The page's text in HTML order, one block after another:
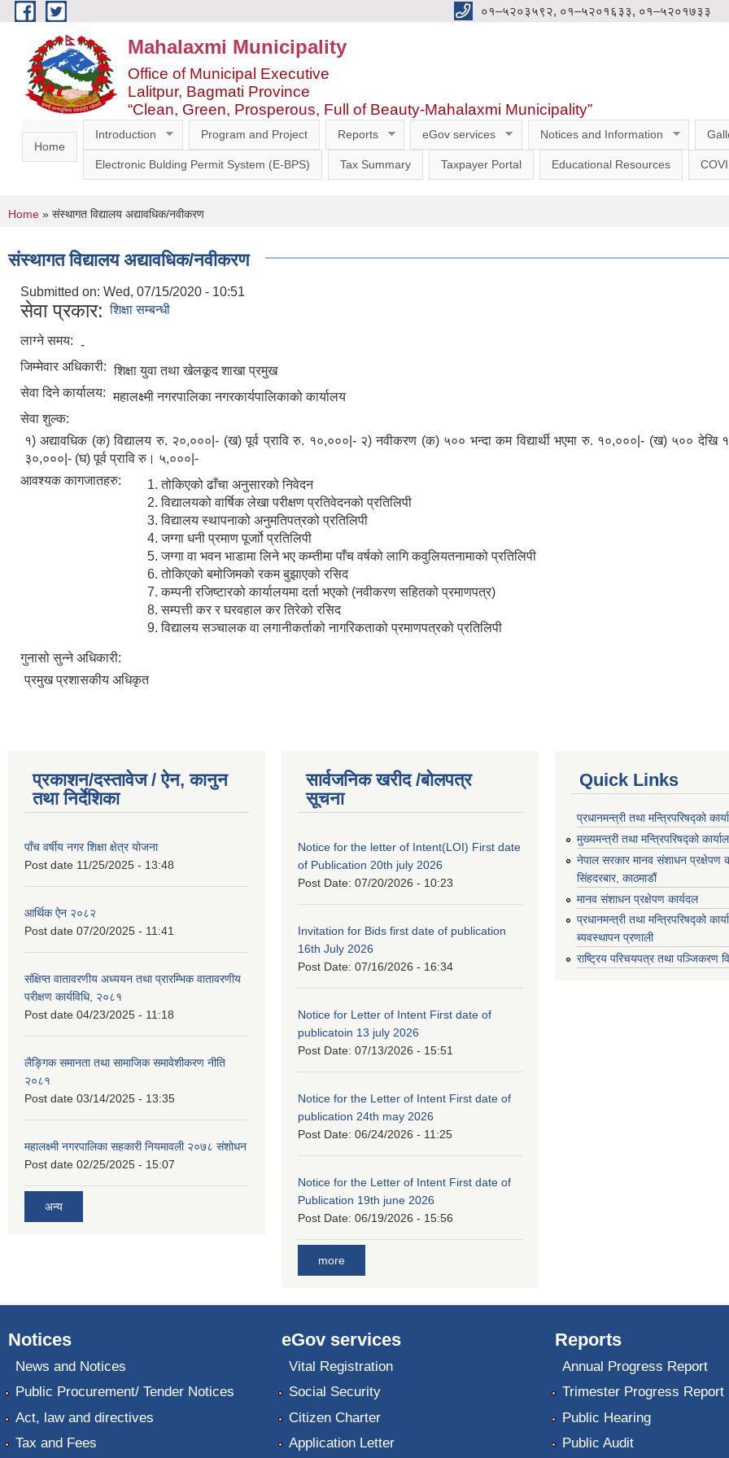
Skip to main content ०१–५२०३५९२, ०१–५२०१६३३, ०१–५२०१७३३
Mahalaxmi Municipality
Office of Municipal Executive
Lalitpur, Bagmati Province
“Clean, Green, Prosperous, Full of Beauty-Mahalaxmi Municipality”
Home
Introduction Program and Project Reports eGov services Notices and Information
Electronic Bulding Permit System (E-BPS) Tax Summary Taxpayer Portal Educational Resources
You are here
Home » संस्थागत विद्यालय अद्यावधिक/नवीकरण
संस्थागत विद्यालय अद्यावधिक/नवीकरण
Submitted on: Wed, 07/15/2020 - 10:51
सेवा प्रकार: शिक्षा सम्बन्धी
लाग्ने समय: -
जिम्मेवार अधिकारी: शिक्षा युवा तथा खेलकूद शाखा प्रमुख
सेवा दिने कार्यालय: महालक्ष्मी नगरपालिका नगरकार्यपालिकाको कार्यालय
सेवा शुल्क:
१) अद्यावधिक (क) विद्यालय रु. २०,०००|- (ख) पूर्व प्रावि रु. १०,०००|- २) नवीकरण (क) ५०० भन्दा कम विद्यार्थी भएमा रु. १०,०००|- (ख) ५०० देखि
३०,०००|- (घ) पूर्व प्रावि रु। ५,०००|-
आवश्यक कागजातहरु:
तोकिएको ढाँचा अनुसारको निवेदन
विद्यालयको वार्षिक लेखा परीक्षण प्रतिवेदनको प्रतिलिपी
विद्यालय स्थापनाको अनुमतिपत्रको प्रतिलिपी
जग्गा धनी प्रमाण पूर्जाो प्रतिलिपी
जग्गा वा भवन भाडामा लिने भए कम्तीमा पाँच वर्षको लागि कवुलियतनामाको प्रतिलिपी
तोकिएको बमोजिमको रकम बुझाएको रसिद
कम्पनी रजिष्टारको कार्यालयमा दर्ता भएको (नवीकरण सहितको प्रमाणपत्र)
सम्पत्ती कर र घरवहाल कर तिरेको रसिद
विद्यालय सञ्चालक वा लगानीकर्ताको नागरिकताको प्रमाणपत्रको प्रतिलिपी
गुनासो सुन्ने अधिकारी:
प्रमुख प्रशासकीय अधिकृत
प्रकाशन/दस्तावेज / ऐन, कानुन
तथा निर्देशिका
पाँच वर्षीय नगर शिक्षा क्षेत्र योजना
Post date 11/25/2025 - 13:48
आर्थिक ऐन २०८२
Post date 07/20/2025 - 11:41
संक्षिप्त वातावरणीय अध्ययन तथा प्रारम्भिक वातावरणीय
परीक्षण कार्यविधि, २०८१
Post date 04/23/2025 - 11:18
लैङ्गिक समानता तथा सामाजिक समावेशीकरण नीति
२०८१
Post date 03/14/2025 - 13:35
महालक्ष्मी नगरपालिका सहकारी नियमावली २०७८ संशोधन
Post date 02/25/2025 - 15:07
अन्य
सार्वजनिक खरीद /बोलपत्र
सूचना
Notice for the letter of Intent(LOI) First date
of Publication 20th july 2026
Post Date: 07/20/2026 - 10:23
Invitation for Bids first date of publication
16th July 2026
Post Date: 07/16/2026 - 16:34
Notice for Letter of Intent First date of
publicatoin 13 july 2026
Post Date: 07/13/2026 - 15:51
Notice for the Letter of Intent First date of
publication 24th may 2026
Post Date: 06/24/2026 - 11:25
Notice for the Letter of Intent First date of
Publication 19th june 2026
Post Date: 06/19/2026 - 15:56
more
Quick Links
प्रधानमन्त्री तथा मन्त्रिपरिषद्को
मुख्यमन्त्री तथा मन्त्रिपरिषद्को
नेपाल सरकार मानव संशाधन प्रक्षेपण
सिंहदरबार, काठमाडौं
मानव संशाधन प्रक्षेपण कार्यदल
प्रधानमन्त्री तथा मन्त्रिपरिषद्को
ब्यवस्थापन प्रणाली
राष्ट्रिय परिचयपत्र तथा पञ्जिकरण
Notices
News and Notices
Public Procurement/ Tender Notices
Act, law and directives
Tax and Fees
eGov services
Vital Registration
Social Security
Citizen Charter
Application Letter
Reports
Annual Progress Report
Trimester Progress Report
Public Hearing
Public Audit